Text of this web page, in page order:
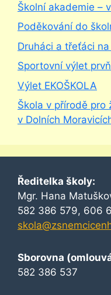
Školní akademie –
Poděkování do
Druháci a třeťáci
Sportovní výlet
Výlet EKOŠKOLA
Škola v přírodě pro
v Dolních
Ředitelka školy:
Mgr. Hana
582 386 579, 606
Sborovna
582 386 537